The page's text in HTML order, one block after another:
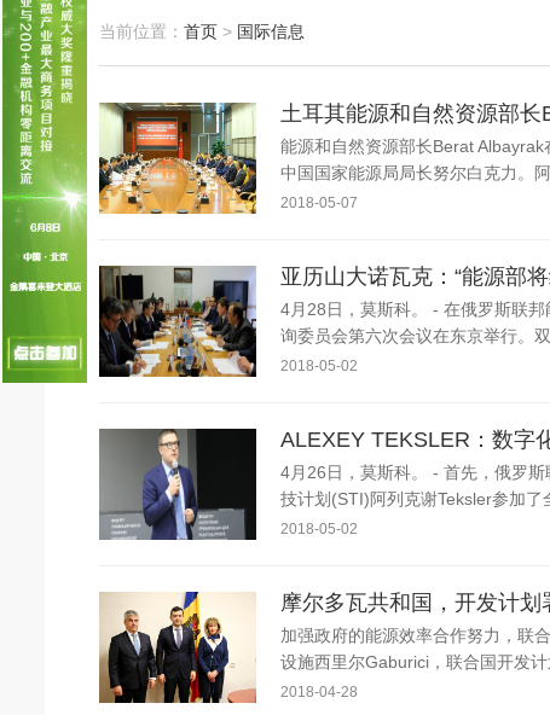
江苏车牛山岛智能微电网验收投运
因储能而智慧，为储能而创新——第五届国
低温冷凝技术助力大气污染防治，打造清洁
碧桂园打造新能源汽车小镇 构筑电动汽车生
国家电网入局区块链 打造国家级能源互联网
何仲辉:让高质量成为水电发展的新旗帜
当前位置： 首页 > 国际信息
土耳其能源和自然资源部
能源和自然资源部长Berat
中国国家能源局局长努尔白克力。
2018-05-07
亚历山大诺瓦克：“能源部
4月28日，莫斯科。 - 在俄罗斯联
询委员会第六次会议在东京举行。
2018-05-02
ALEXEY TEKSLER：数字
4月26日，莫斯科。 - 首先，俄罗
技计划(STI)阿列克谢Teksler参加了
2018-05-02
摩尔多瓦共和国，开发计
加强政府的能源效率合作努力，联
设施西里尔Gaburici，联合国开发
2018-04-28